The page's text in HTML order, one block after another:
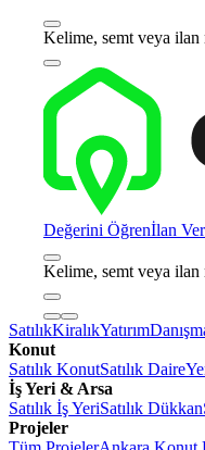
Kelime, semt veya ilan
Değerini Öğrenİlan Ver
Kelime, semt veya ilan
SatılıkKiralıkYatırım
Konut
Satılık KonutSatılık Daire
İş Yeri & Arsa
Satılık İş YeriSatılık Dükkan
Projeler